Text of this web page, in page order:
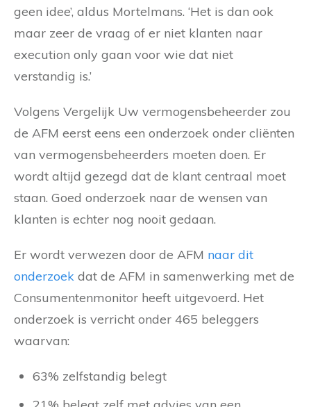
geen idee’, aldus Mortelmans. ‘Het is dan ook
maar zeer de vraag of er niet klanten naar
execution only gaan voor wie dat niet
verstandig is.’
Volgens Vergelijk Uw vermogensbeheerder zou
de AFM eerst eens een onderzoek onder cliënten
van vermogensbeheerders moeten doen. Er
wordt altijd gezegd dat de klant centraal moet
staan. Goed onderzoek naar de wensen van
klanten is echter nog nooit gedaan.
Er wordt verwezen door de AFM naar dit
onderzoek dat de AFM in samenwerking met de
Consumentenmonitor heeft uitgevoerd. Het
onderzoek is verricht onder 465 beleggers
waarvan:
63% zelfstandig belegt